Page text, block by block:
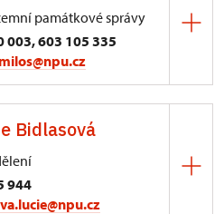
památkové správy
003, 603 105 335
Bidlasová
944